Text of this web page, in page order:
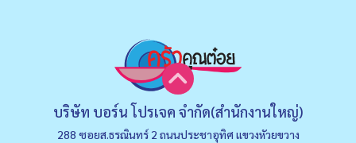
บริษัท บอร์น โปรเจค จำกัด(สำนักงานใหญ่)
288 ซอยส.ธรณินทร์ 2 ถนนประชาอุทิศ แขวงหัวยขวาง